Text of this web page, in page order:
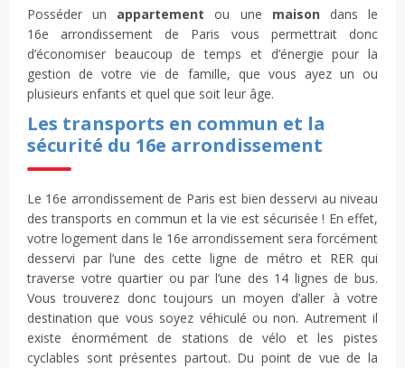
Posséder un appartement ou une maison dans le
16e arrondissement de Paris vous permettrait donc
d’économiser beaucoup de temps et d’énergie pour la
gestion de votre vie de famille, que vous ayez un ou
plusieurs enfants et quel que soit leur âge.
Les transports en commun et la
sécurité du 16e arrondissement
Le 16e arrondissement de Paris est bien desservi au niveau
des transports en commun et la vie est sécurisée ! En effet,
votre logement dans le 16e arrondissement sera forcément
desservi par l’une des cette ligne de métro et RER qui
traverse votre quartier ou par l’une des 14 lignes de bus.
Vous trouverez donc toujours un moyen d’aller à votre
destination que vous soyez véhiculé ou non. Autrement il
existe énormément de stations de vélo et les pistes
cyclables sont présentes partout. Du point de vue de la